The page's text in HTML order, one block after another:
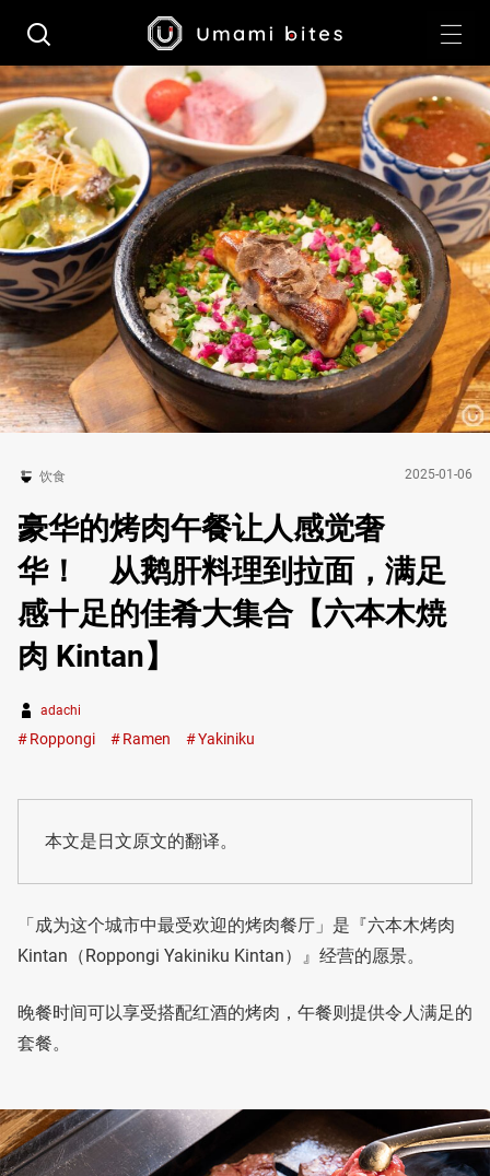
饮食 2025-01-06
豪华的烤肉午餐让人感觉奢
华！ 从鹅肝料理到拉面，满足
感十足的佳肴大集合【六本木焼
肉 Kintan】
adachi
Roppongi Ramen Yakiniku
本文是日文原文的翻译。
「成为这个城市中最受欢迎的烤肉餐厅」是『六本木烤肉
Kintan（Roppongi Yakiniku Kintan）』经营的愿景。
晚餐时间可以享受搭配红酒的烤肉，午餐则提供令人满足的
套餐。